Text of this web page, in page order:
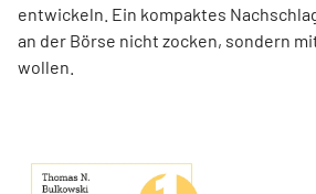
entwickeln. Ein kompaktes
an der Börse nicht zocken, sondern
wollen.